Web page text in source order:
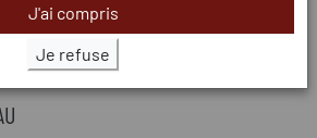
Je refuse
J'ai compris